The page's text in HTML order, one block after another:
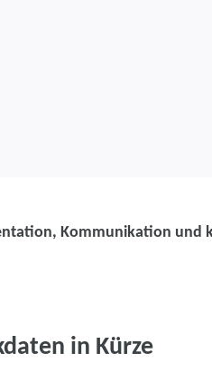
Weiterbildung
Kommunikation und
in Kürze